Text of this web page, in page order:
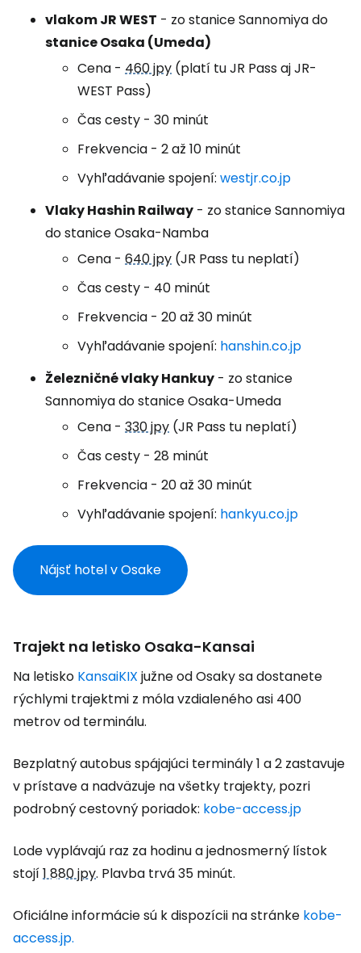
vlakom JR WEST - zo stanice Sannomiya do
stanice Osaka (Umeda)
Cena - 460 jpy (platí tu JR Pass aj JR-
WEST Pass)
Čas cesty - 30 minút
Frekvencia - 2 až 10 minút
Vyhľadávanie spojení: westjr.co.jp
Vlaky Hashin Railway - zo stanice Sannomiya
do stanice Osaka-Namba
Cena - 640 jpy (JR Pass tu neplatí)
Čas cesty - 40 minút
Frekvencia - 20 až 30 minút
Vyhľadávanie spojení: hanshin.co.jp
Železničné vlaky Hankuy - zo stanice
Sannomiya do stanice Osaka-Umeda
Cena - 330 jpy (JR Pass tu neplatí)
Čas cesty - 28 minút
Frekvencia - 20 až 30 minút
Vyhľadávanie spojení: hankyu.co.jp
Nájsť hotel v Osake
Trajekt na letisko Osaka-Kansai
Na letisko KansaiKIX južne od Osaky sa dostanete
rýchlymi trajektmi z móla vzdialeného asi 400
metrov od terminálu.
Bezplatný autobus spájajúci terminály 1 a 2 zastavuje
v prístave a nadväzuje na všetky trajekty, pozri
podrobný cestovný poriadok: kobe-access.jp
Lode vyplávajú raz za hodinu a jednosmerný lístok
stojí1 880 jpy. Plavba trvá 35 minút.
Oficiálne informácie sú k dispozícii na stránke kobe-
access.jp.